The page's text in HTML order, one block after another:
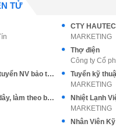
TỬ
MARKETING
Thợ điện
Công ty Cổ
CTY MI SA sản xuất tăm bông vệ sinh tai tuyển NV bảo trì cơ điện
MARKETING
Tuyển Thợ phụ điện bẻ ống, đặt bốc, kéo dây, làm theo bảng vẽ
MARKETING
Nhân Viên